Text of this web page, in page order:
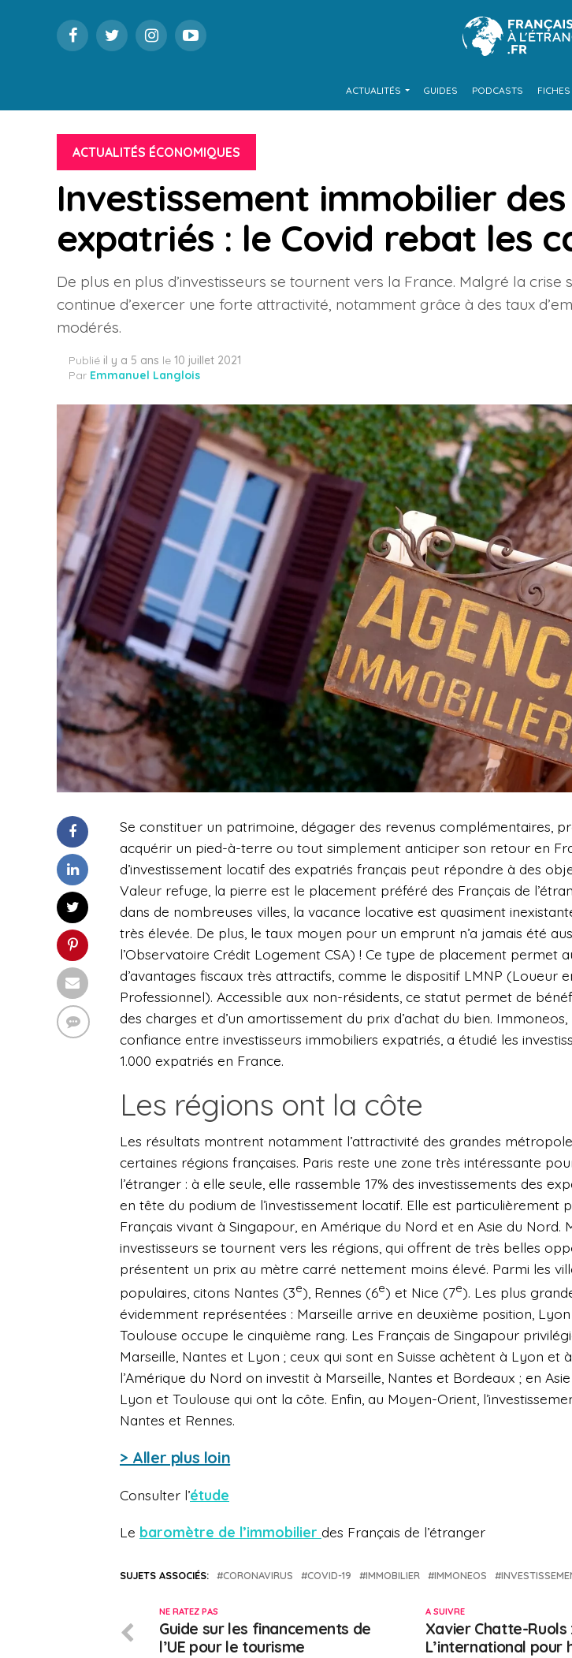
ACTUALITÉS GUIDES PODCASTS FICHES
ACTUALITÉS ÉCONOMIQUES
Investissement immobilier des
expatriés : le Covid rebat les
De plus en plus d’investisseurs se tournent vers la France. Malgré la crise
continue d’exercer une forte attractivité, notamment grâce à des taux
modérés.
Publié il y a 5 ans le 10 juillet 2021
Par Emmanuel Langlois
Se constituer un patrimoine, dégager des revenus complémentaires,
acquérir un pied-à-terre ou tout simplement anticiper son retour en
d’investissement locatif des expatriés français peut répondre à des
Valeur refuge, la pierre est le placement préféré des Français de
dans de nombreuses villes, la vacance locative est quasiment
très élevée. De plus, le taux moyen pour un emprunt n’a jamais été
l’Observatoire Crédit Logement CSA) ! Ce type de placement permet
d’avantages fiscaux très attractifs, comme le dispositif LMNP (Loueur
Professionnel). Accessible aux non-résidents, ce statut permet de
des charges et d’un amortissement du prix d’achat du bien.
confiance entre investisseurs immobiliers expatriés, a étudié les
1.000 expatriés en France.
Les régions ont la côte
Les résultats montrent notamment l’attractivité des grandes
certaines régions françaises. Paris reste une zone très intéressante
l’étranger : à elle seule, elle rassemble 17% des investissements des
en tête du podium de l’investissement locatif. Elle est particulièrement
Français vivant à Singapour, en Amérique du Nord et en Asie du Nord.
investisseurs se tournent vers les régions, qui offrent de très belles
présentent un prix au mètre carré nettement moins élevé. Parmi les
populaires, citons Nantes (3e), Rennes (6e) et Nice (7e). Les plus
évidemment représentées : Marseille arrive en deuxième position,
Toulouse occupe le cinquième rang. Les Français de Singapour
Marseille, Nantes et Lyon ; ceux qui sont en Suisse achètent à Lyon et
l’Amérique du Nord on investit à Marseille, Nantes et Bordeaux ; en
Lyon et Toulouse qui ont la côte. Enfin, au Moyen-Orient,
Nantes et Rennes.
> Aller plus loin
Consulter l’étude
Le baromètre de l’immobilier des Français de l’étranger
SUJETS ASSOCIÉS: CORONAVIRUS COVID-19 IMMOBILIER IMMONEOS
A SUIVRE
Xavier Chatte-Ruols
L’international pour
NE RATEZ PAS
Guide sur les financements de
l’UE pour le tourisme